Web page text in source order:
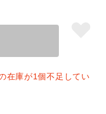
在庫が1個不足してい